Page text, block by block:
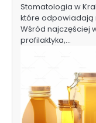
Stomatologia w
które odpowiadają
Wśród najczęściej
profilaktyka,…